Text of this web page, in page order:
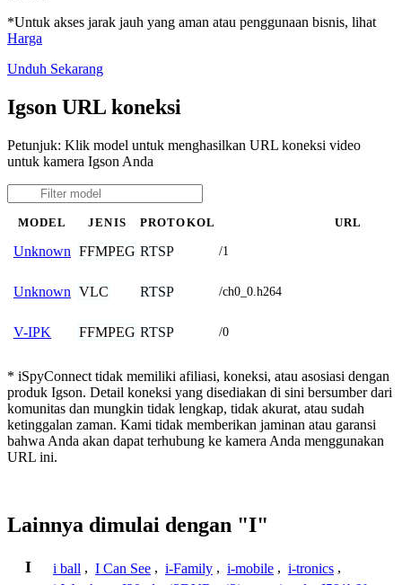
*Untuk akses jarak jauh yang aman atau penggunaan bisnis, lihat
Harga
Unduh Sekarang
Igson URL koneksi
Petunjuk: Klik model untuk menghasilkan URL koneksi video
untuk kamera Igson Anda
MODEL JENIS PROTOKOL URL
Unknown FFMPEG RTSP /1
Unknown VLC RTSP /ch0_0.h264
V-IPK FFMPEG RTSP /0
* iSpyConnect tidak memiliki afiliasi, koneksi, atau asosiasi dengan
produk Igson. Detail koneksi yang disediakan di sini bersumber dari
komunitas dan mungkin tidak lengkap, tidak akurat, atau sudah
ketinggalan zaman. Kami tidak memberikan jaminan atau garansi
bahwa Anda akan dapat terhubung ke kamera Anda menggunakan
URL ini.
Lainnya dimulai dengan "I"
I i ball , I Can See , i-Family , i-mobile , i-tronics ,